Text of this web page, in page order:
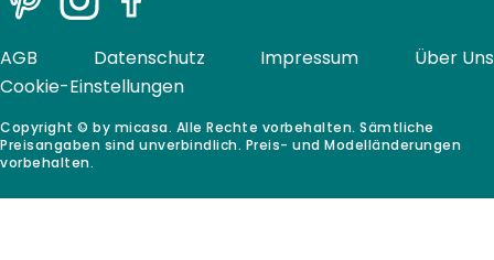
PinterestInstagramFacebook
Copyright © by micasa. Alle Rechte vorbehalten. Sämtliche
Preisangaben sind unverbindlich. Preis- und Modelländerungen
vorbehalten.
AGB Datenschutz Impressum
Über Uns
Cookie-Einstellungen